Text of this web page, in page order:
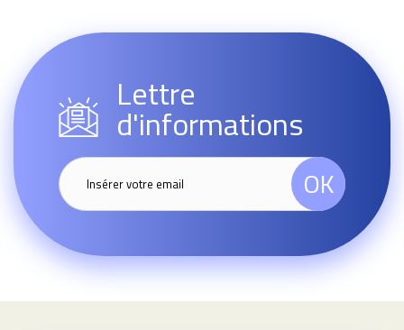
Lettre
d'informations
OK